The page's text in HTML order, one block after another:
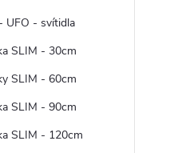
UFO - svítidla
SLIM - 30cm
SLIM - 60cm
SLIM - 90cm
SLIM - 120cm